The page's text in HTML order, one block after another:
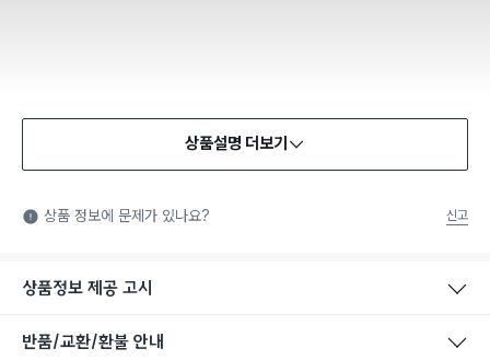
상품설명 더보기
상품 정보에 문제가 있나요? 신고
상품정보 제공 고시
반품/교환/환불 안내